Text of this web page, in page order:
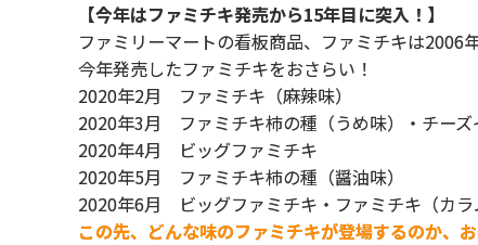
【今年はファミチキ発売から15年目に突入！】
ファミリーマートの看板商品、ファミチキは2006
今年発売したファミチキをおさらい！
2020年2月 ファミチキ（麻辣味）
2020年3月 ファミチキ柿の種（うめ味）・チーズ
2020年4月 ビッグファミチキ
2020年5月 ファミチキ柿の種（醤油味）
2020年6月 ビッグファミチキ・ファミチキ（カラ
この先、どんな味のファミチキが登場するのか、